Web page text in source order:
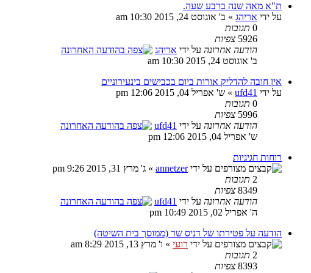
ת"א מאה שנה ברבע שעה.
על ידי אריהג » ב' אוגוסט 24, 2015 10:30 am
0 תגובות
5926 צפיות
הודעה אחרונה על ידי אריהג
ב' אוגוסט 24, 2015 10:30 am
אין חובה להדליק אורות ביום בכבישים בינעירוניים
על ידי ufd41 » ש' אפריל 04, 2015 12:06 pm
0 תגובות
5996 צפיות
הודעה אחרונה על ידי ufd41
ש' אפריל 04, 2015 12:06 pm
רוחות חגיגיות
על ידיannetzer » ג' מרץ 31, 2015 9:26 pm
2 תגובות
8349 צפיות
הודעה אחרונה על ידי ufd41
ה' אפריל 02, 2015 10:49 pm
הודעה על פטירתו של דניס שר (ממוסך בית השיטה)
על ידי רועי » ו' מרץ 13, 2015 8:29 am
2 תגובות
8393 צפיות